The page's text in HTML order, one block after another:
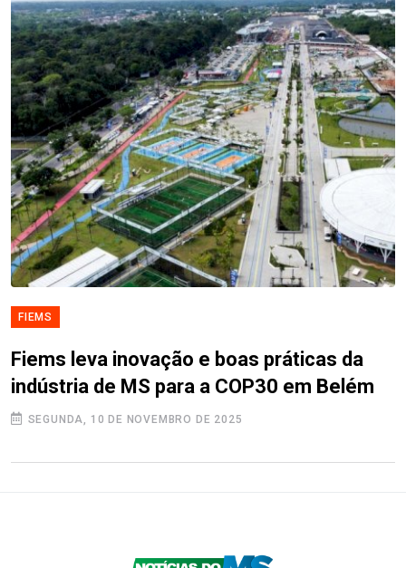
FIEMS
Fiems leva inovação e boas práticas da
indústria de MS para a COP30 em Belém
SEGUNDA, 10 DE NOVEMBRO DE 2025